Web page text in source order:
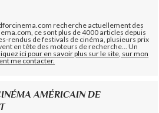
recherche actuellement des
ce sont plus de 4000 articles depuis
rendus de festivals de cinéma, plusieurs prix
en tête des moteurs de recherche... Un
ici pour en savoir plus sur le site, sur mon
me contacter.
AMÉRICAIN DE